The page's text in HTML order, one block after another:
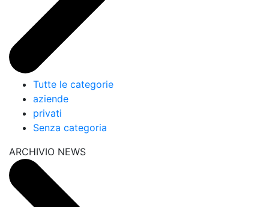
Tutte le categorie
aziende
privati
Senza categoria
ARCHIVIO NEWS